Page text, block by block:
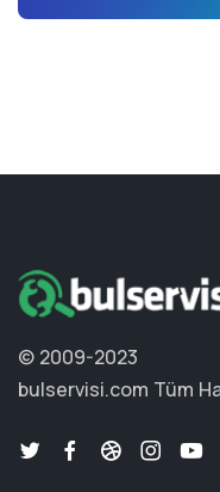
© 2009-2023
bulservisi.com Tüm